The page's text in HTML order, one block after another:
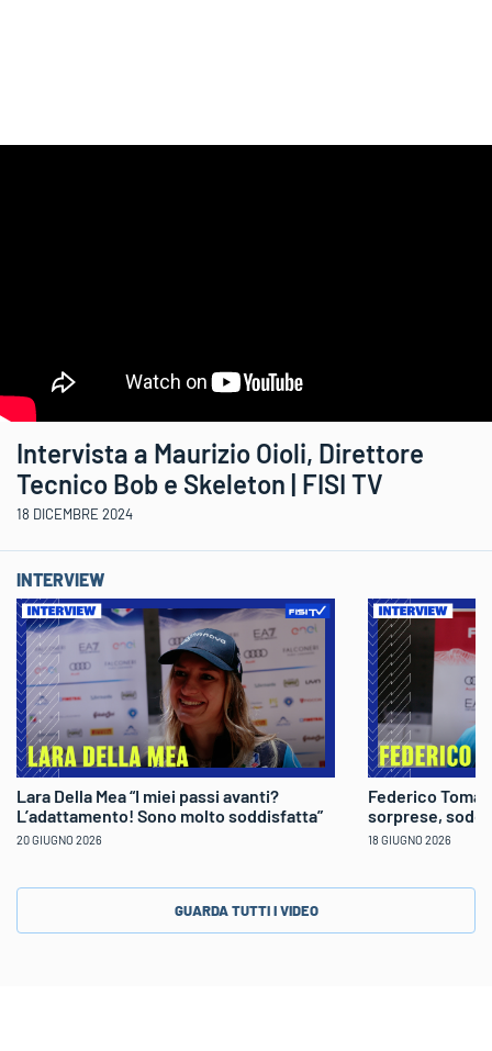
Intervista a Maurizio Oioli, Direttore
Tecnico Bob e Skeleton | FISI TV
18 DICEMBRE 2024
INTERVIEW
Lara Della Mea “I miei passi avanti?
L’adattamento! Sono molto soddisfatta”
20 GIUGNO 2026
Federico
sorprese,
18 GIUGNO 2026
GUARDA TUTTI I VIDEO